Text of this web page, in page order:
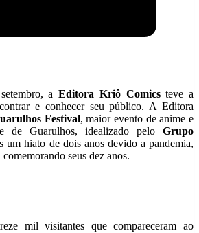
a Editora Kriô Comicsteve a
e conhecer seu público. A Editora
Festival, maior evento de anime e
de Guarulhos, idealizado pelo Grupo
um hiato de dois anos devido a pandemia,
seus dez anos.
mil visitantes que compareceram ao